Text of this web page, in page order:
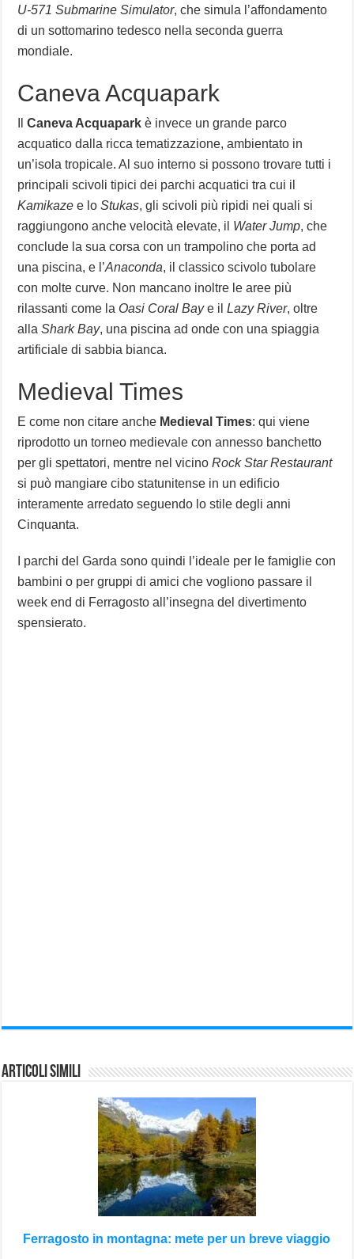
U-571 Submarine Simulator, che simula l’affondamento
di un sottomarino tedesco nella seconda guerra
mondiale.
Caneva Acquapark
IlCaneva Acquapark è invece un grande parco
acquatico dalla ricca tematizzazione, ambientato in
un’isola tropicale. Al suo interno si possono trovare tutti i
principali scivoli tipici dei parchi acquatici tra cui il
Kamikaze e loStukas, gli scivoli più ripidi nei quali si
raggiungono anche velocità elevate, il Water Jump, che
conclude la sua corsa con un trampolino che porta ad
una piscina, e l’Anaconda, il classico scivolo tubolare
con molte curve. Non mancano inoltre le aree più
rilassanti come la Oasi Coral Baye ilLazy River, oltre
allaShark Bay, una piscina ad onde con una spiaggia
artificiale di sabbia bianca.
Medieval Times
E come non citare anche Medieval Times: qui viene
riprodotto un torneo medievale con annesso banchetto
per gli spettatori, mentre nel vicinoRock Star Restaurant
si può mangiare cibo statunitense in un edificio
interamente arredato seguendo lo stile degli anni
Cinquanta.
I parchi del Garda sono quindi l’ideale per le famiglie con
bambini o per gruppi di amici che vogliono passare il
week end di Ferragosto all’insegna del divertimento
spensierato.
Articoli Simili
Ferragosto in montagna: mete per un breve viaggio